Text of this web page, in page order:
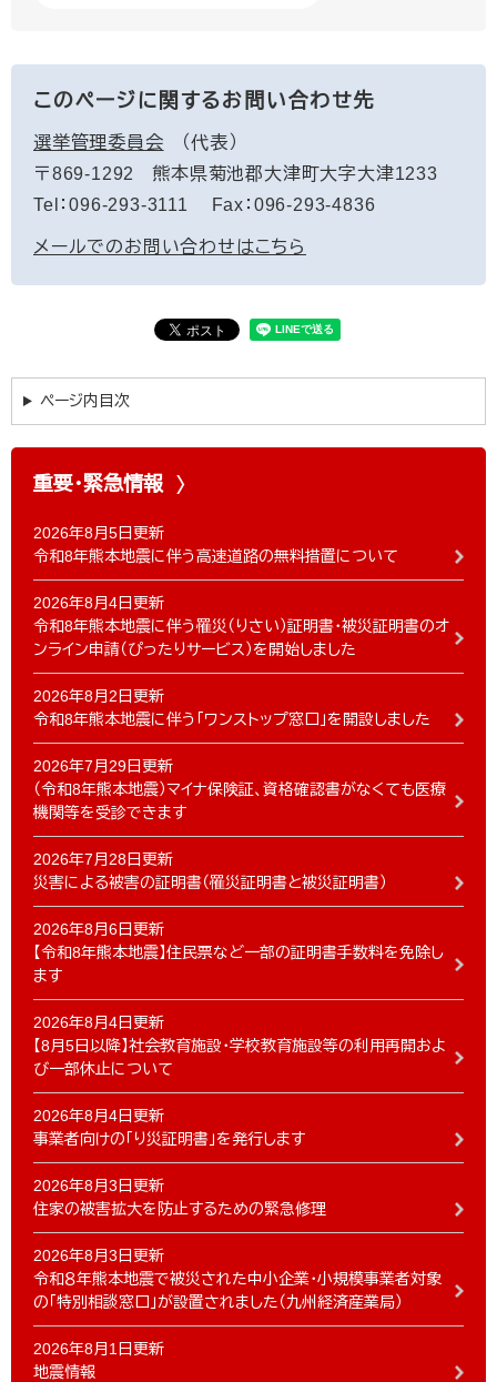
このページに関するお問い合わせ先
選挙管理委員会
代表
〒869-1292
熊本県菊池郡大津町大字大津1233
Tel：096-293-3111
Fax：096-293-4836
メールでのお問い合わせはこちら
ページ内目次
重要・緊急情報
2026年8月5日更新
令和8年熊本地震に伴う高速道路の無料措置について
2026年8月4日更新
令和8年熊本地震に伴う罹災（りさい）証明書・被災証明書のオ
ンライン申請（ぴったりサービス）を開始しました
2026年8月2日更新
令和8年熊本地震に伴う「ワンストップ窓口」を開設しました
2026年7月29日更新
（令和8年熊本地震）マイナ保険証、資格確認書がなくても医療
機関等を受診できます
2026年7月28日更新
災害による被害の証明書（罹災証明書と被災証明書）
2026年8月6日更新
【令和8年熊本地震】住民票など一部の証明書手数料を免除し
ます
2026年8月4日更新
【8月5日以降】社会教育施設・学校教育施設等の利用再開およ
び一部休止について
2026年8月4日更新
事業者向けの「り災証明書」を発行します
2026年8月3日更新
住家の被害拡大を防止するための緊急修理
2026年8月3日更新
令和８年熊本地震で被災された中小企業・小規模事業者対象
の「特別相談窓口」が設置されました（九州経済産業局）
2026年8月1日更新
地震情報